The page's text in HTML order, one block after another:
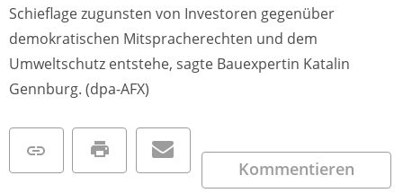
Schieflage zugunsten von Investoren gegenüber
demokratischen Mitspracherechten und dem
Umweltschutz entstehe, sagte Bauexpertin Katalin
Gennburg. (dpa-AFX)
Kommentieren